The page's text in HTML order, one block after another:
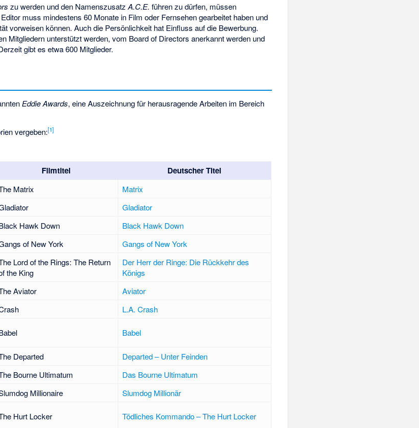
zu werden und den NamenszusatzA.C.E. führen zu dürfen, müssen
muss mindestens 60 Monate in Film oder Fernsehen gearbeitet haben und
vorweisen können. Auch die Persönlichkeit hat Einfluss auf die Bewerbung.
Mitgliedern unterstützt werden, vom Board of Directors anerkannt werden und
gibt es etwa 600 Mitglieder.
Eddie Awards, eine Auszeichnung für herausragende Arbeiten im Bereich
vergeben:[1]
Filmtitel Deutscher Titel
Matrix
Matrix
Gladiator
Hawk Down
Black Hawk Down
of New York Gangs of New York
Lord of the Rings: The Return
the King
Der Herr der Ringe: Die Rückkehr des
Königs
Aviator
Aviator
L.A. Crash
Babel
Departed
Departed – Unter Feinden
Bourne Ultimatum
Das Bourne Ultimatum
Millionaire Slumdog Millionär
Hurt Locker Tödliches Kommando – The Hurt Locker